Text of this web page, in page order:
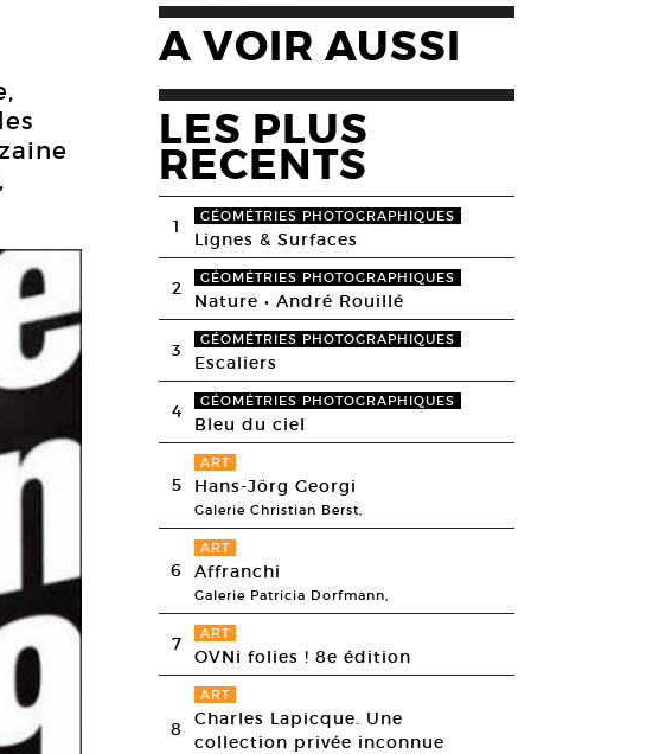
A VOIR AUSSI
LES PLUS
RECENTS
1 GÉOMÉTRIES PHOTOGRAPHIQUES
Lignes & Surfaces
2 GÉOMÉTRIES PHOTOGRAPHIQUES
Nature • André Rouillé
3 GÉOMÉTRIES PHOTOGRAPHIQUES
Escaliers
4 GÉOMÉTRIES PHOTOGRAPHIQUES
Bleu du ciel
5
ART
Hans-Jörg Georgi
Galerie Christian Berst,
6
ART
Affranchi
Galerie Patricia Dorfmann,
7 ART
OVNi folies ! 8e édition
8
ART
Charles Lapicque. Une
collection privée inconnue